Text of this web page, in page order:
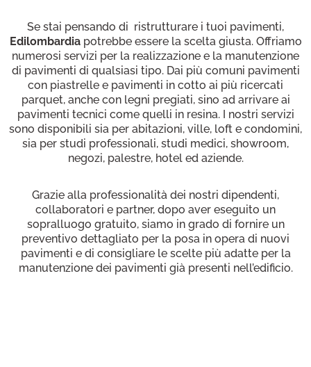
Se stai pensando di ristrutturare i tuoi pavimenti,
Edilombardiapotrebbe essere la scelta giusta. Offriamo
numerosi servizi per la realizzazione e la manutenzione
di pavimenti di qualsiasi tipo. Dai più comuni pavimenti
con piastrelle e pavimenti in cotto ai più ricercati
parquet, anche con legni pregiati, sino ad arrivare ai
pavimenti tecnici come quelli in resina. I nostri servizi
sono disponibili sia per abitazioni, ville, loft e condomini,
sia per studi professionali, studi medici, showroom,
negozi, palestre, hotel ed aziende.
Grazie alla professionalità dei nostri dipendenti,
collaboratori e partner, dopo aver eseguito un
sopralluogo gratuito, siamo in grado di fornire un
preventivo dettagliato per la posa in opera di nuovi
pavimenti e di consigliare le scelte più adatte per la
manutenzione dei pavimenti già presenti nell’edificio.